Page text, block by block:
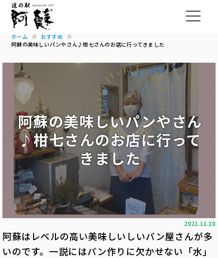
ホーム
おすすめ
阿蘇の美味しいパンやさん♪柑七さんのお店に行ってきました
阿蘇の美味しいパンやさん
♪柑七さんのお店に行って
きました
2021.11.20
阿蘇はレベルの高い美味しいしいパン屋さんが多
いのです。一説にはパン作りに欠かせない「水」